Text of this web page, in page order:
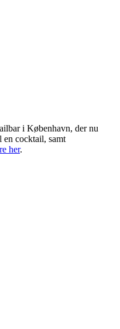
i København, der nu
en cocktail, samt
her.